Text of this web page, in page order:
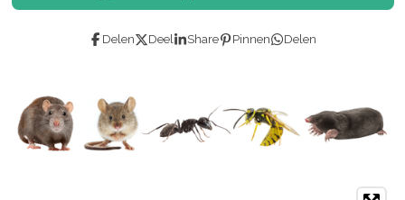
Delen Deel Share Pinnen Delen